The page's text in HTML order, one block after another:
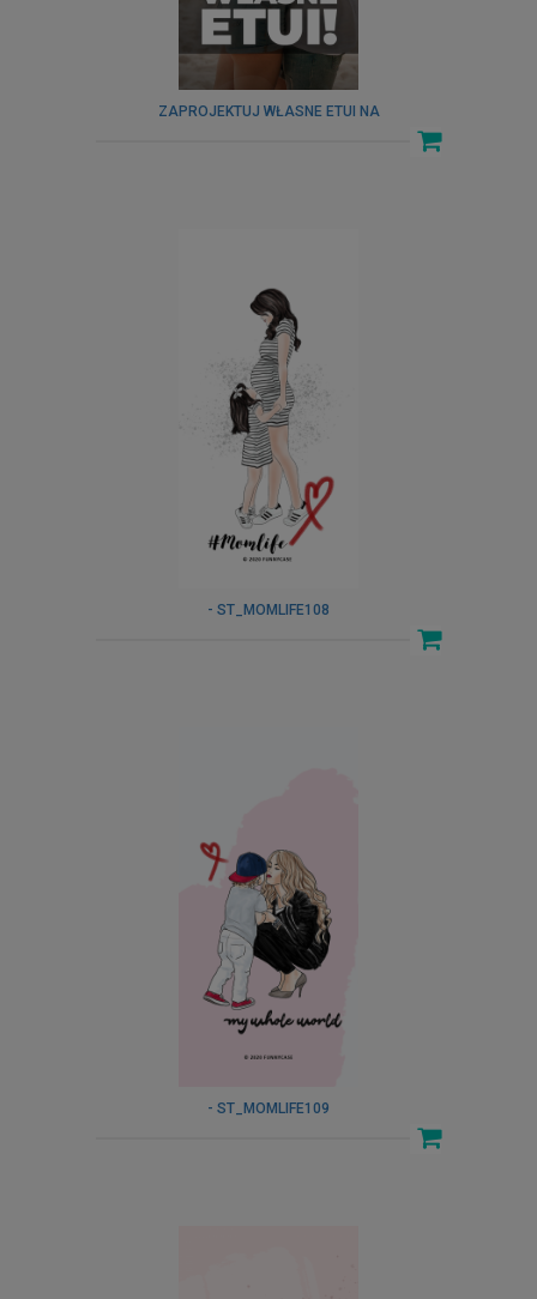
ZAPROJEKTUJ WŁASNE ETUI NA
- ST_MOMLIFE108
- ST_MOMLIFE109